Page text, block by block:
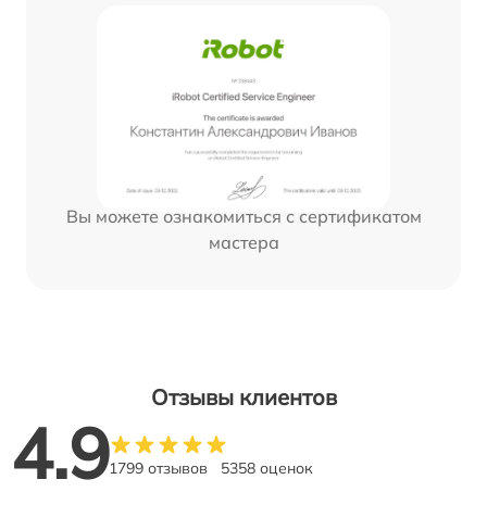
Вы можете ознакомиться с сертификатом
мастера
Отзывы клиентов
4.91799 отзывов 5358 оценок